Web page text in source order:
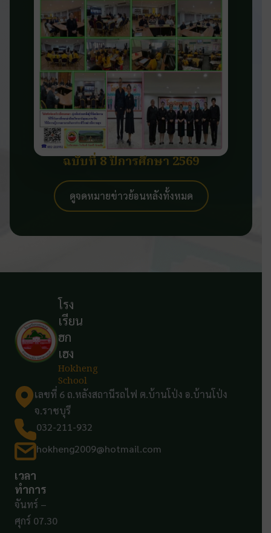
ฉบับที่ 8 ปีการศึกษา 2569
ดูจดหมายข่าวย้อนหลังทั้งหมด
โรง
เรียน
ฮก
เฮง
Hokheng
School
เลขที่ 6 ถ.หลังสถานีรถไฟ ต.บ้านโป่ง อ.บ้านโป่ง
จ.ราชบุรี
032-211-932
hokheng2009@hotmail.com
เวลา
ทำการ
จันทร์ –
ศุกร์ 07.30